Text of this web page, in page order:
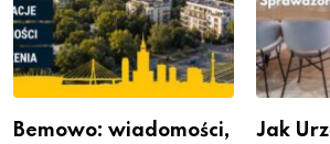
Bemowo: wiadomości,
Jak